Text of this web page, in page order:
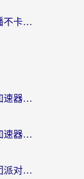
海外党必看：国外怎么在虎牙直播不卡顿？附腾讯视频网易云音乐解决方案
在欧洲打街头篮球总卡顿？这份加速器选择指南帮你解决延迟难题
反恐精英：全球攻势海外用什么加速器登录？海外党国服游戏畅玩指南
乌克兰怎么玩梦想协奏曲少女乐团派对？海外党国服游戏加速全攻略（附欧洲重生细胞荒野行动不卡技巧）